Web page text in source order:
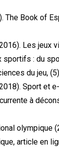
The Book of
Les jeux
sportifs : du
du jeu,
Sport et
à
olympique
article en